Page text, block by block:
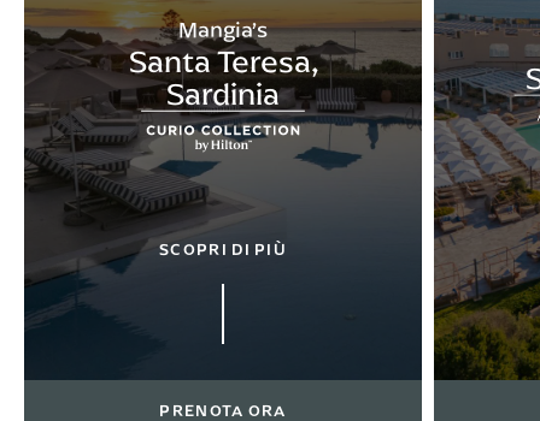
Mangia’s
Santa Teresa,
Sardinia
SCOPRI DI PIÙ
PRENOTA ORA